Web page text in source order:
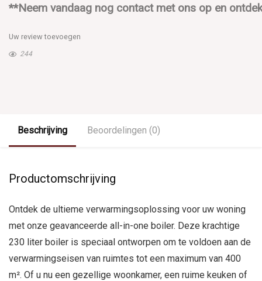
**Neem vandaag nog contact met ons op en
Uw review toevoegen
244
Beschrijving Beoordelingen (0)
Productomschrijving
Ontdek de ultieme verwarmingsoplossing voor uw woning
met onze geavanceerde all-in-one boiler. Deze krachtige
230 liter boiler is speciaal ontworpen om te voldoen aan de
verwarmingseisen van ruimtes tot een maximum van 400
m². Of u nu een gezellige woonkamer, een ruime keuken of